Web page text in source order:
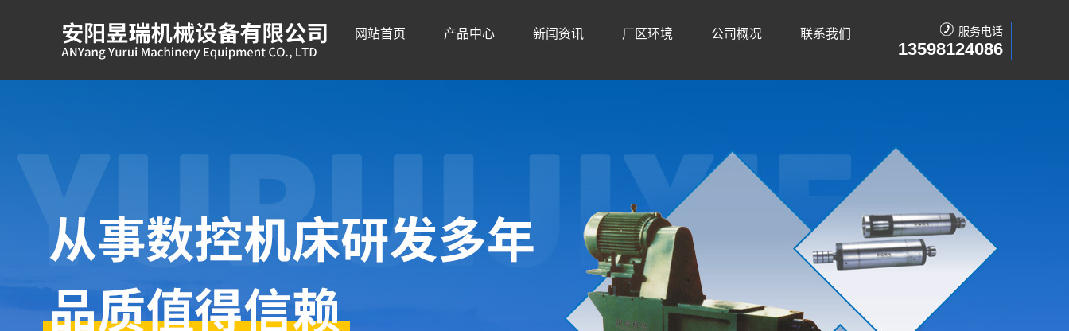
网站首页 产品中心 新闻资讯 厂区环境 公司概况 联系我们 服务电话
13598124086